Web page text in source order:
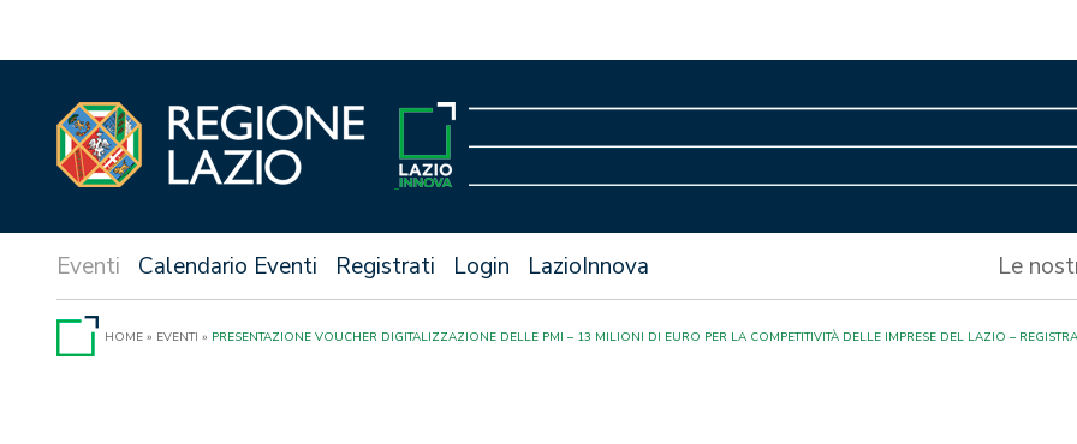
Calendario Eventi Registrati Login LazioInnova Le
HOME » EVENTI » PRESENTAZIONE VOUCHER DIGITALIZZAZIONE DELLE PMI – 13 MILIONI DI EURO PER LA COMPETITIVITÀ DELLE IMPRESE DEL LAZIO –